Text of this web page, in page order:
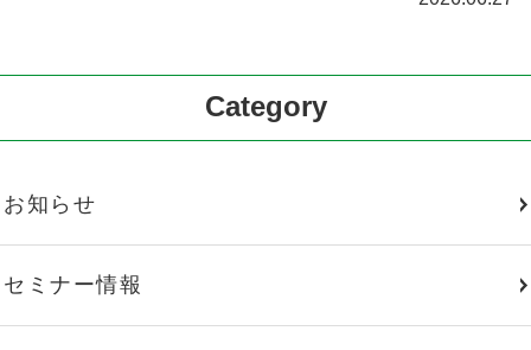
Category
お知らせ
セミナー情報